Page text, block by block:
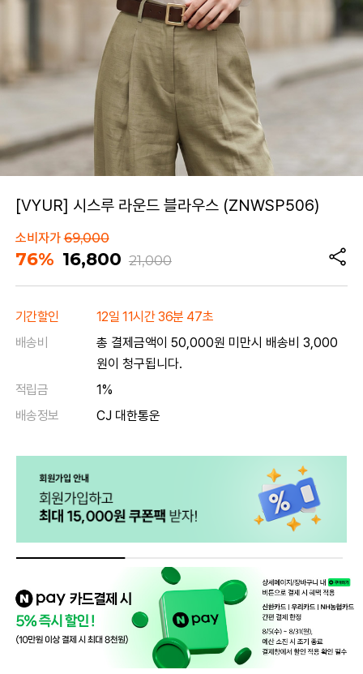
[VYUR] 시스루 라운드 블라우스 (ZNWSP506)
소비자가69,000
76% 16,800 21,000
기간할인
12일 11시간 36분 47초
배송비
총 결제금액이 50,000원 미만시 배송비 3,000
원이 청구됩니다.
적립금
1%
배송정보
CJ 대한통운